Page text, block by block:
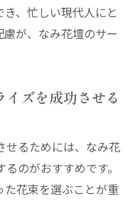
、忙しい現代人にと
が、なみ花壇のサー
ズを成功させる
せるためには、なみ花
のがおすすめです。
た花束を選ぶことが重